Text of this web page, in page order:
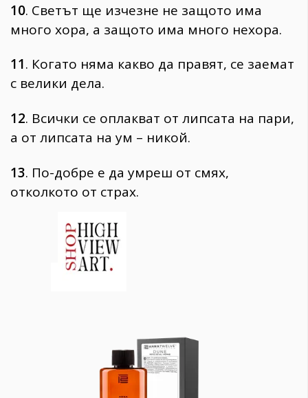
10. Светът ще изчезне не защото има
много хора, а защото има много нехора.
11. Когато няма какво да правят, се заемат
с велики дела.
12. Всички се оплакват от липсата на пари,
а от липсата на ум – никой.
13. По-добре е да умреш от смях,
отколкото от страх.